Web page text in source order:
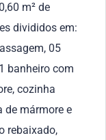
m² de
divididos em:
05
banheiro com
cozinha
de mármore e
rebaixado,